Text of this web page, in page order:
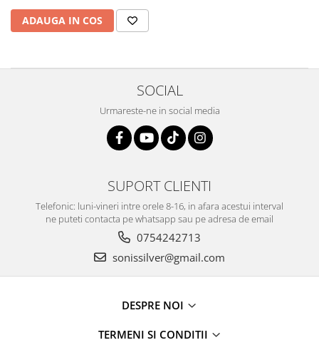
ADAUGA IN COS
SOCIAL
Urmareste-ne in social media
SUPORT CLIENTI
Telefonic: luni-vineri intre orele 8-16, in afara acestui interval
ne puteti contacta pe whatsapp sau pe adresa de email
0754242713
sonissilver@gmail.com
DESPRE NOI
TERMENI SI CONDITII